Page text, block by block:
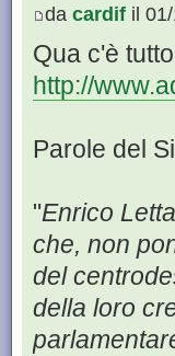
da cardif il
Qua c'è
http://
Parole del
"Enrico
che, non
del
della loro